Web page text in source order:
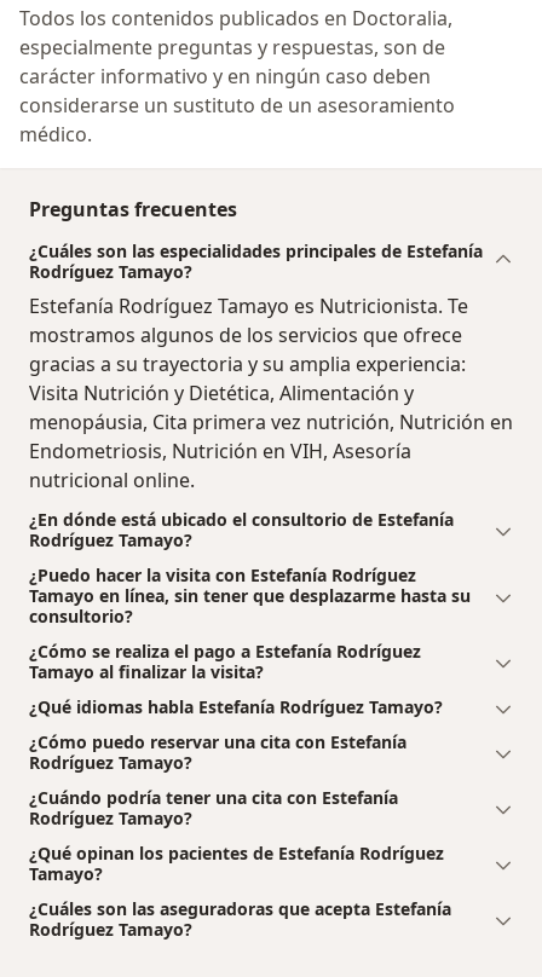
Todos los contenidos publicados en Doctoralia,
especialmente preguntas y respuestas, son de
carácter informativo y en ningún caso deben
considerarse un sustituto de un asesoramiento
médico.
Preguntas frecuentes
¿Cuáles son las especialidades principales de Estefanía
Rodríguez Tamayo?
Estefanía Rodríguez Tamayo es Nutricionista. Te
mostramos algunos de los servicios que ofrece
gracias a su trayectoria y su amplia experiencia:
Visita Nutrición y Dietética, Alimentación y
menopáusia, Cita primera vez nutrición, Nutrición en
Endometriosis, Nutrición en VIH, Asesoría
nutricional online.
¿En dónde está ubicado el consultorio de Estefanía
Rodríguez Tamayo?
¿Puedo hacer la visita con Estefanía Rodríguez
Tamayo en línea, sin tener que desplazarme hasta su
consultorio?
¿Cómo se realiza el pago a Estefanía Rodríguez
Tamayo al finalizar la visita?
¿Qué idiomas habla Estefanía Rodríguez Tamayo?
¿Cómo puedo reservar una cita con Estefanía
Rodríguez Tamayo?
¿Cuándo podría tener una cita con Estefanía
Rodríguez Tamayo?
¿Qué opinan los pacientes de Estefanía Rodríguez
Tamayo?
¿Cuáles son las aseguradoras que acepta Estefanía
Rodríguez Tamayo?